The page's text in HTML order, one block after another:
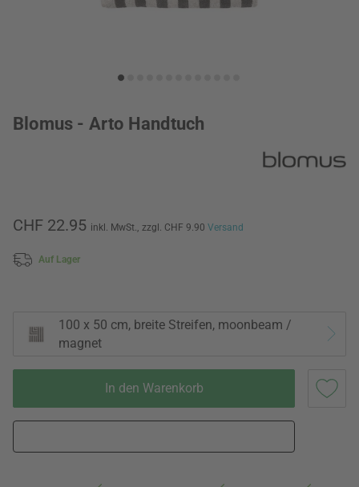
Blomus - Arto Handtuch
CHF 22.95 inkl. MwSt., zzgl. CHF 9.90 Versand
Auf Lager
100 x 50 cm, breite Streifen, moonbeam /
magnet
In den Warenkorb